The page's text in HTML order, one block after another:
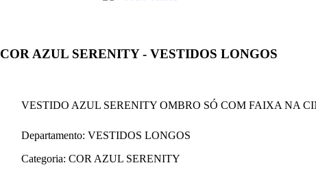
COR AZUL SERENITY - VESTIDOS LONGOS
VESTIDO AZUL SERENITY OMBRO SÓ COM FAIXA NA
Departamento: VESTIDOS LONGOS
Categoria: COR AZUL SERENITY